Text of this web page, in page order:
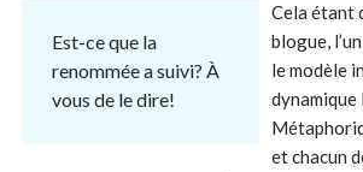
Est-ce que la
renommée a suivi? À
vous de le dire!
Cela étant
blogue,
le modèle
et chacun